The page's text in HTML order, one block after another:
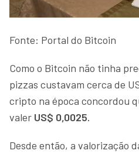
Fonte: Portal do Bitcoin
Como o Bitcoin não tinha
pizzas custavam cerca de
cripto na época concordou
valer US$ 0,0025.
Desde então, a valorização